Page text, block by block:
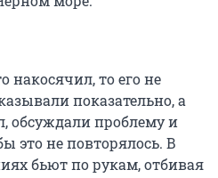
накосячил, то его не
показательно, а
обсуждали проблему и
это не повторялось. В
бьют по рукам, отбивая